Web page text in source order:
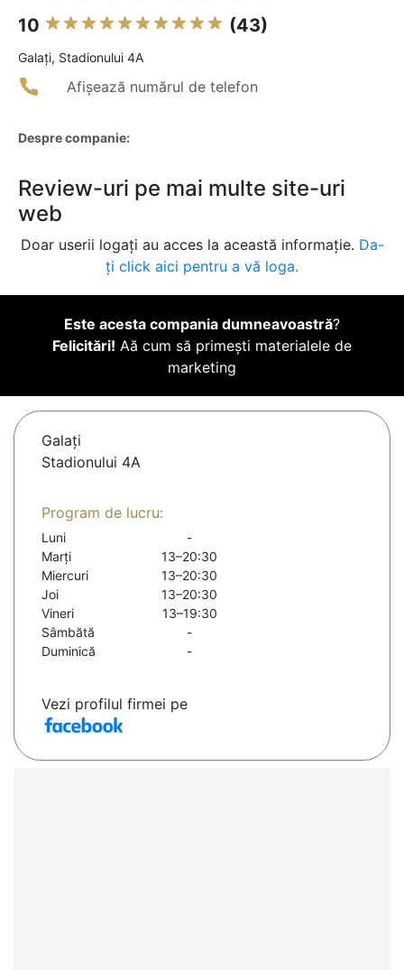
10 (43)
Galaţi, Stadionului 4A
Afișează numărul de telefon
Despre companie:
Review-uri pe mai multe site-uri
web
Doar userii logați au acces la această informație. Da-
ți click aici pentru a vă loga.
Este acesta compania dumneavoastră?
Felicitări! Aă cum să primești materialele de
marketing
Galaţi
Stadionului 4A
Program de lucru:
Luni
-
Marți
13–20:30
Miercuri
13–20:30
Joi
13–20:30
Vineri
13–19:30
Sâmbătă
-
Duminică
-
Vezi profilul firmei pe